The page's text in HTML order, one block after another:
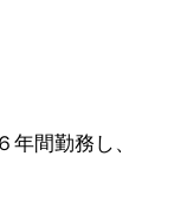
年間勤務し、